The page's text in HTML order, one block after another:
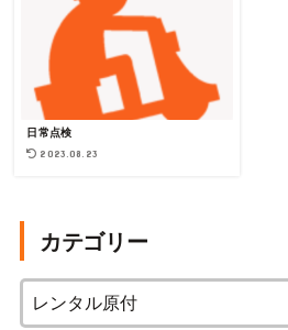
日常点検
2023.08.23
カテゴリー